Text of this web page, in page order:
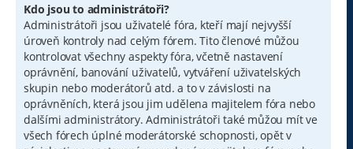
Kdo jsou to administrátoři?
Administrátoři jsou uživatelé fóra, kteří mají nejvyšší
úroveň kontroly nad celým fórem. Tito členové můžou
kontrolovat všechny aspekty fóra, včetně nastavení
oprávnění, banování uživatelů, vytváření uživatelských
skupin nebo moderátorů atd. a to v závislosti na
oprávněních, která jsou jim udělena majitelem fóra nebo
dalšími administrátory. Administrátoři také můžou mít ve
všech fórech úplné moderátorské schopnosti, opět v